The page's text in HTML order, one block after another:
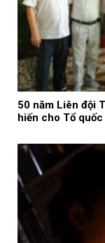
50 năm Liên đội
hiến cho Tổ quốc